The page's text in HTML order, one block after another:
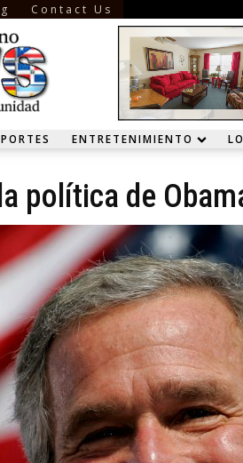
Contact Us
ENTRETENIMIENTO
política de